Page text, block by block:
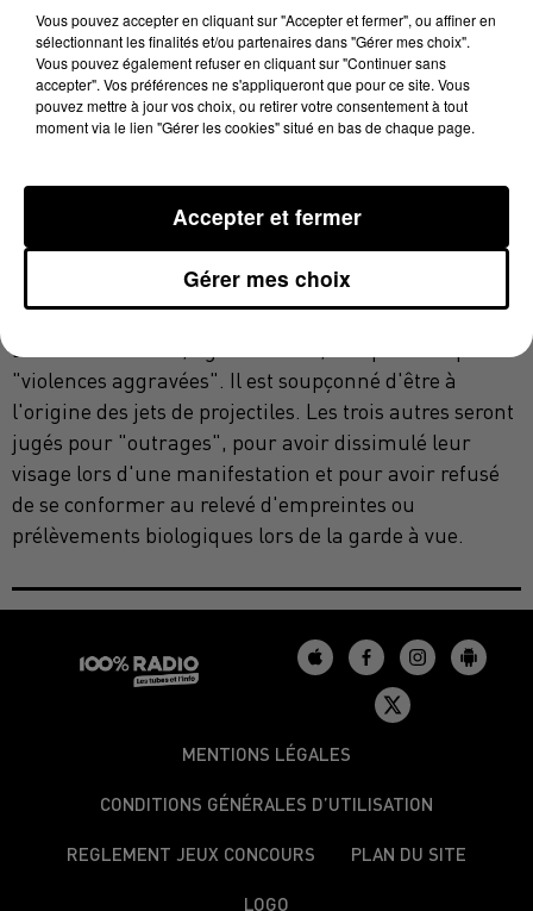
gouvernement.
Jean-Luc Moudenc accuse des "gens masqués de
l'ultragauche" d'avoir jeté sur lui et les autres élus
des "projectiles" trouvés dans des poubelles, blessant
étudiante. Cette dernière bénéficie de trois jours
d'incapacité totale de travail (ITT), selon le parquet de
Toulouse. Sur sept personnes interpellées, quatre
d'entre elles, trois hommes et une femme, passeront
en comparution immédiate lundi.
L'un des hommes, âgé de 18 ans, comparaîtra pour
"violences aggravées". Il est soupçonné d'être à
l'origine des jets de projectiles. Les trois autres seront
jugés pour "outrages", pour avoir dissimulé leur
visage lors d'une manifestation et pour avoir refusé
de se conformer au relevé d'empreintes ou
prélèvements biologiques lors de la garde à vue.
MENTIONS LÉGALES
CONDITIONS GÉNÉRALES D’UTILISATION
REGLEMENT JEUX CONCOURS PLAN DU SITE
LOGO
Vous pouvez accepter en cliquant sur "Accepter et fermer", ou affiner en
sélectionnant les finalités et/ou partenaires dans "Gérer mes choix".
Vous pouvez également refuser en cliquant sur "Continuer sans
accepter". Vos préférences ne s'appliqueront que pour ce site. Vous
pouvez mettre à jour vos choix, ou retirer votre consentement à tout
moment via le lien "Gérer les cookies" situé en bas de chaque page.
Gérer mes choix
Accepter et fermer